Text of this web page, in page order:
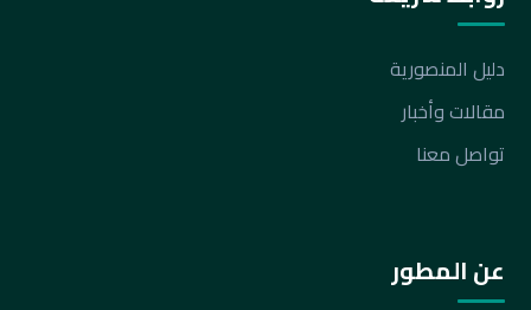
دليل المنصورية
مقالات وأخبار
تواصل معنا
عن المطور